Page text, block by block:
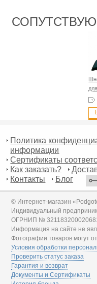
Политика
информации
Сертификаты
Как заказать?
Контакты
Блог
© Интернет-магазин
Индивидуальный
ОГРНИП № 321183200020681
Информация на сайте не
Фотографии товаров могут
Условия обработки
Проверить статус заказа
Гарантия и возврат
Документы и Сертификаты